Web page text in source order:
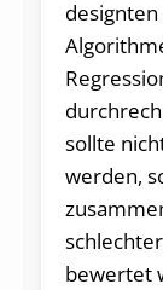
sollte
werden,
bewertet